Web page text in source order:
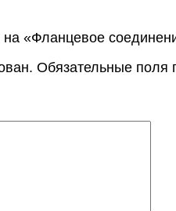
на «Фланцевое
Обязательные поля